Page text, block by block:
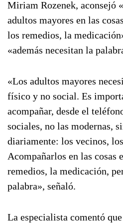
Miriam Rozenek, aconsejó
adultos mayores en las
los remedios, la
«además necesitan la
«Los adultos mayores
físico y no social. Es
acompañar, desde el
sociales, no las modernas,
diariamente: los vecinos,
Acompañarlos en las cosas
remedios, la medicación,
palabra», señaló.
La especialista comentó